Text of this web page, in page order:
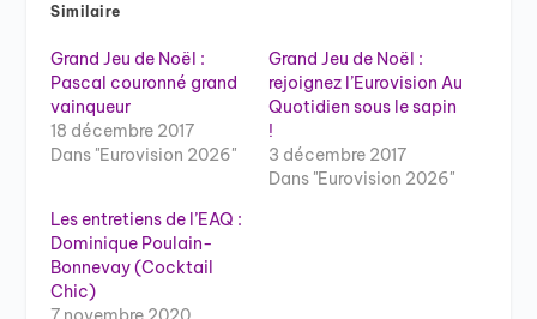
Similaire
Grand Jeu de Noël :
Pascal couronné grand
vainqueur
18 décembre 2017
Dans "Eurovision 2026"
Grand Jeu de Noël :
rejoignez l’Eurovision Au
Quotidien sous le sapin
!
3 décembre 2017
Dans "Eurovision 2026"
Les entretiens de l’EAQ :
Dominique Poulain-
Bonnevay (Cocktail
Chic)